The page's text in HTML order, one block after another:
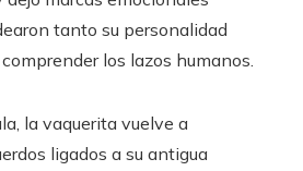
tanto su personalidad
los lazos humanos.
la vaquerita vuelve a
ligados a su antigua